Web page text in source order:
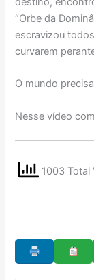
“Orbe da
escravizou
curvarem
O mundo
Nesse vídeo
1003 Total